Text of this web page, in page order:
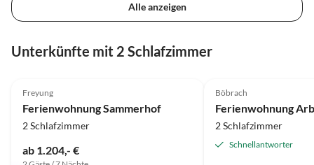
Alle anzeigen
Unterkünfte mit 2 Schlafzimmer
Freyung
Ferienwohnung Sammerhof
2 Schlafzimmer
ab 1.204,- €
Böbrach
Ferienwohnung
2 Schlafzimmer
Schnellantworter